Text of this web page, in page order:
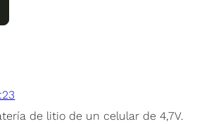
de litio de un celular de 4,7V.